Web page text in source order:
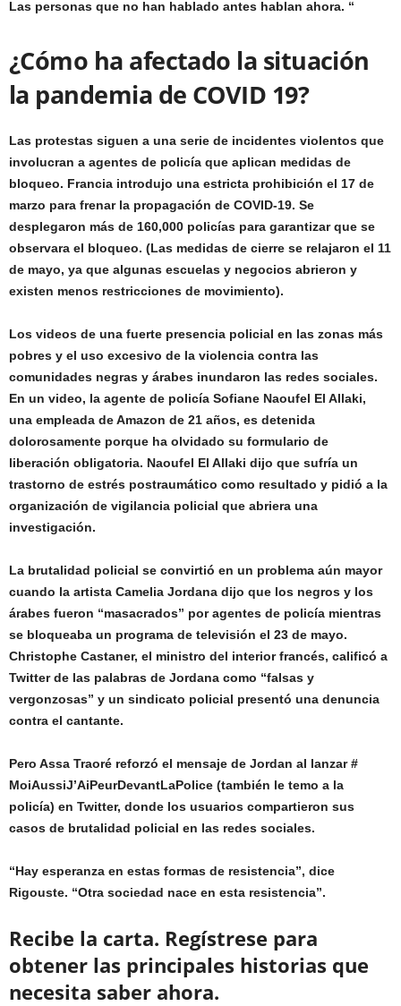
Las personas que no han hablado antes hablan ahora. “
¿Cómo ha afectado la situación
la pandemia de COVID 19?
Las protestas siguen a una serie de incidentes violentos que
involucran a agentes de policía que aplican medidas de
bloqueo. Francia introdujo una estricta prohibición el 17 de
marzo para frenar la propagación de COVID-19. Se
desplegaron más de 160,000 policías para garantizar que se
observara el bloqueo. (Las medidas de cierre se relajaron el 11
de mayo, ya que algunas escuelas y negocios abrieron y
existen menos restricciones de movimiento).
Los videos de una fuerte presencia policial en las zonas más
pobres y el uso excesivo de la violencia contra las
comunidades negras y árabes inundaron las redes sociales.
En un video, la agente de policía Sofiane Naoufel El Allaki,
una empleada de Amazon de 21 años, es detenida
dolorosamente porque ha olvidado su formulario de
liberación obligatoria. Naoufel El Allaki dijo que sufría un
trastorno de estrés postraumático como resultado y pidió a la
organización de vigilancia policial que abriera una
investigación.
La brutalidad policial se convirtió en un problema aún mayor
cuando la artista Camelia Jordana dijo que los negros y los
árabes fueron “masacrados” por agentes de policía mientras
se bloqueaba un programa de televisión el 23 de mayo.
Christophe Castaner, el ministro del interior francés, calificó a
Twitter de las palabras de Jordana como “falsas y
vergonzosas” y un sindicato policial presentó una denuncia
contra el cantante.
Pero Assa Traoré reforzó el mensaje de Jordan al lanzar #
MoiAussiJ’AiPeurDevantLaPolice (también le temo a la
policía) en Twitter, donde los usuarios compartieron sus
casos de brutalidad policial en las redes sociales.
“Hay esperanza en estas formas de resistencia”, dice
Rigouste. “Otra sociedad nace en esta resistencia”.
Recibe la carta. Regístrese para
obtener las principales historias que
necesita saber ahora.